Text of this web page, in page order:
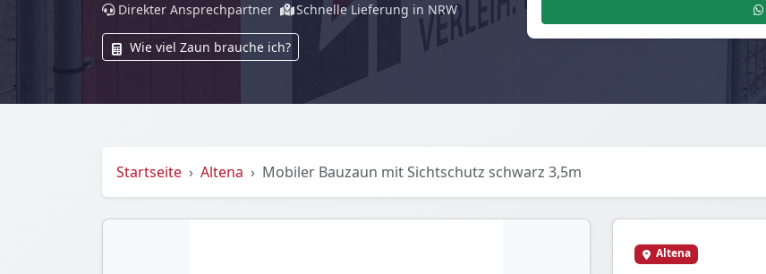
Direkter Ansprechpartner
Schnelle Lieferung in NRW
Wie viel Zaun brauche ich?
Startseite Altena Mobiler Bauzaun mit Sichtschutz schwarz 3,5m
Altena